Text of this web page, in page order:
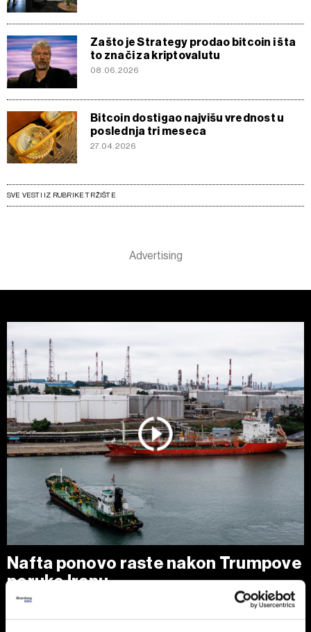
Zašto je Strategy prodao bitcoin i šta
to znači za kriptovalutu
08.06.2026
Bitcoin dostigao najvišu vrednost u
poslednja tri meseca
27.04.2026
SVE VESTI IZ RUBRIKE TRŽIŠTE
Nafta ponovo raste nakon Trumpove
poruke Iranu
Cene nafte porasle su nakon najvećeg dnevnog pada u
poslednjih nedelju dana, pošto je predsednik SAD Donald